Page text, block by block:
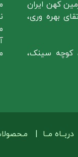
کهن ایران
بهره وری،
کوچه سینک،
دربــاه مــا